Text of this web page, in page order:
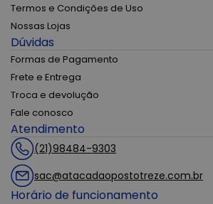
Termos e Condições de Uso
Nossas Lojas
Dúvidas
Formas de Pagamento
Frete e Entrega
Troca e devolução
Fale conosco
Atendimento
(21)98484-9303
sac@atacadaopostotreze.com.br
Horário de funcionamento